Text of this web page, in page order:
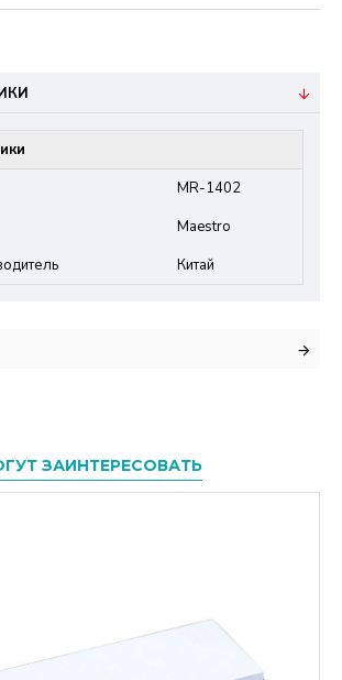
MR-1402
Maestro
Китай
ЗАИНТЕРЕСОВАТЬ